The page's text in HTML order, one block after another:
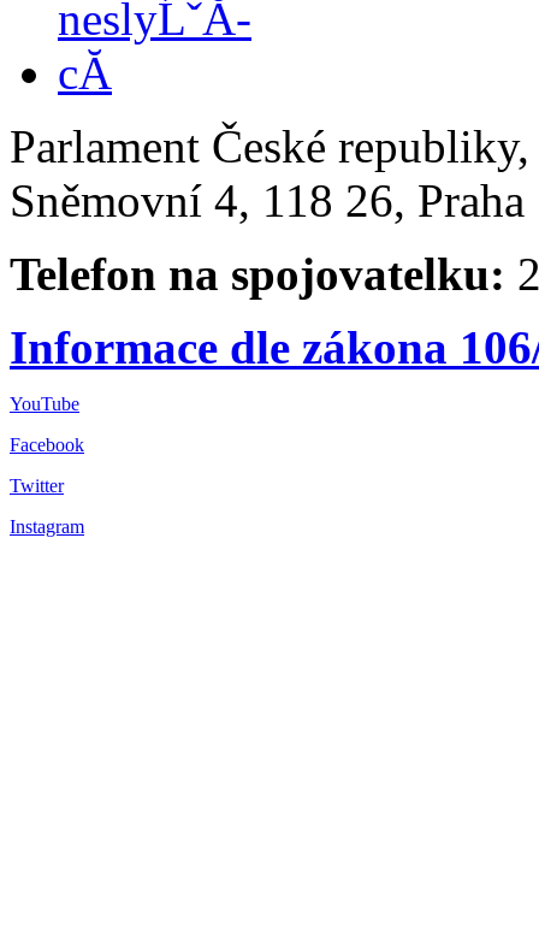
Parlament České
Sněmovní 4, 118 26,
Telefon na spojovatelku:
Informace dle zákona
YouTube
Facebook
Twitter
Instagram